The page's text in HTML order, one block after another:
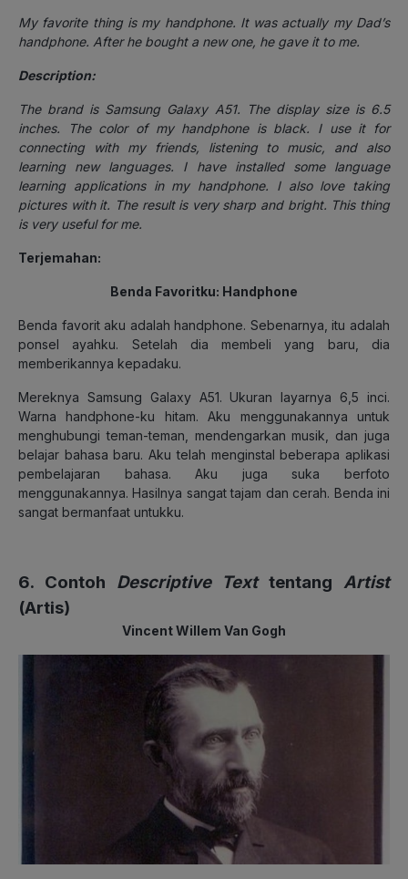
My favorite thing is my handphone. It was actually my Dad’s
handphone. After he bought a new one, he gave it to me.
Description:
The brand is Samsung Galaxy A51. The display size is 6.5
inches. The color of my handphone is black. I use it for
connecting with my friends, listening to music, and also
learning new languages. I have installed some language
learning applications in my handphone. I also love taking
pictures with it. The result is very sharp and bright. This thing
is very useful for me.
Terjemahan:
Benda Favoritku: Handphone
Benda favorit aku adalah handphone. Sebenarnya, itu adalah
ponsel ayahku. Setelah dia membeli yang baru, dia
memberikannya kepadaku.
Mereknya Samsung Galaxy A51. Ukuran layarnya 6,5 inci.
Warna handphone-ku hitam. Aku menggunakannya untuk
menghubungi teman-teman, mendengarkan musik, dan juga
belajar bahasa baru. Aku telah menginstal beberapa aplikasi
pembelajaran bahasa. Aku juga suka berfoto
menggunakannya. Hasilnya sangat tajam dan cerah. Benda ini
sangat bermanfaat untukku.
6. Contoh Descriptive TexttentangArtist
(Artis)
Vincent Willem Van Gogh